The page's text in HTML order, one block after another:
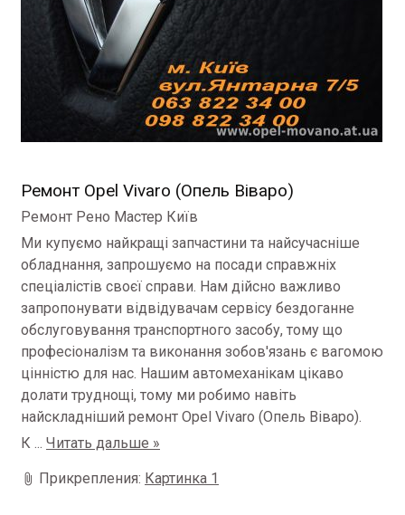
Ремонт Opel Vivaro (Опель Віваро)
Ремонт Рено Мастер Київ
Ми купуємо найкращі запчастини та найсучасніше
обладнання, запрошуємо на посади справжніх
спеціалістів своєї справи. Нам дійсно важливо
запропонувати відвідувачам сервісу бездоганне
обслуговування транспортного засобу, тому що
професіоналізм та виконання зобов'язань є вагомою
цінністю для нас. Нашим автомеханікам цікаво
долати труднощі, тому ми робимо навіть
найскладніший ремонт Opel Vivaro (Опель Віваро).
К ... Читать дальше »
Прикрепления: Картинка 1